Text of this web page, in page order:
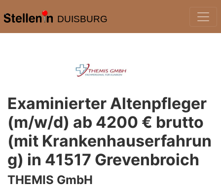
DUISBURG
Examinierter Altenpfleger
(m/w/d) ab 4200 € brutto
(mit Krankenhauserfahrun
g) in 41517 Grevenbroich
THEMIS GmbH